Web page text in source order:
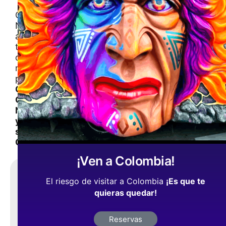
Conoce
Nariño
a
través
de
nuestras
publicaciones
Cultura,
Gastronomia,
Naturaleza
y
su
Gente
Comparte,
¡Ven a Colombia!
El riesgo de visitar a Colombia ¡Es que te
quieras quedar!
Reservas